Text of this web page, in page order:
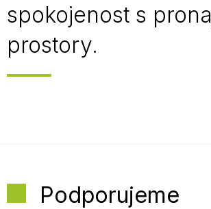
spokojenost s
prostory.
Podporujeme